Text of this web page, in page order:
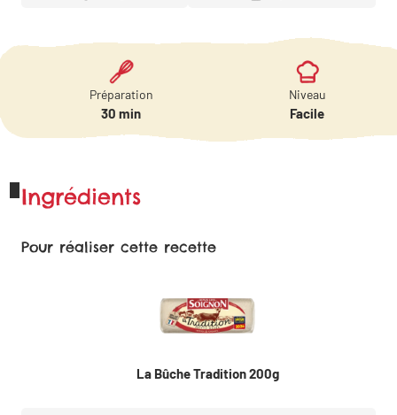
Préparation
30 min
Niveau
Facile
Ingrédients
Pour réaliser cette recette
La Bûche Tradition 200g